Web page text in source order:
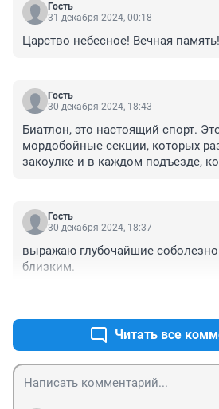
Гость
31 декабря 2024, 00:18
Царство небесное! Вечная память!
Гость
30 декабря 2024, 18:43
Биатлон, это настоящий спорт.
мордобойные секции, которых
закоулке и в каждом подъезде,
Биатлон, это благородный спорт
Гость
30 декабря 2024, 18:37
выражаю глубочайшие
близким.
Читать все